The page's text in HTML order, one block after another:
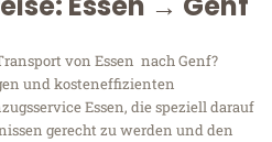
von Essen nach Genf?
und kosteneffizienten
Essen, die speziell darauf
gerecht zu werden und den